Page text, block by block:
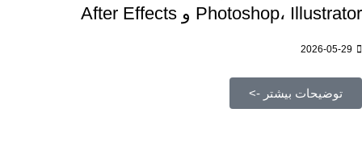
Photoshop، Illustrator و After Effects
توضیحات بیشتر ->